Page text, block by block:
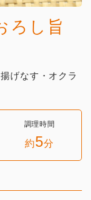
ろし旨
げなす・オクラ
調理時間
約5分